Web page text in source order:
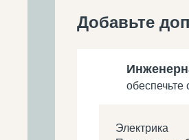
Добавьте
Электрика